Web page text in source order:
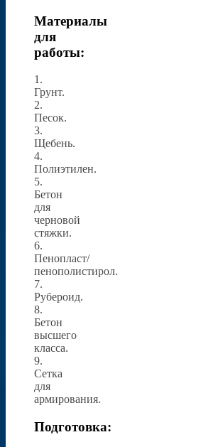
Материалы
для
работы:
1.
Грунт.
2.
Песок.
3.
Щебень.
4.
Полиэтилен.
5.
Бетон
для
черновой
стяжки.
6.
Пенопласт/
пенополистирол.
7.
Рубероид.
8.
Бетон
высшего
класса.
9.
Сетка
для
армирования.
Подготовка: